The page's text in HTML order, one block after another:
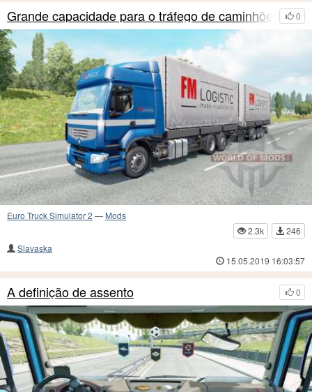
0
Grande capacidade para o tráfego de caminhões
Euro Truck Simulator 2 — Mods
2.3k
246
Slavaska
15.05.2019 16:03:57
0
A definição de assento